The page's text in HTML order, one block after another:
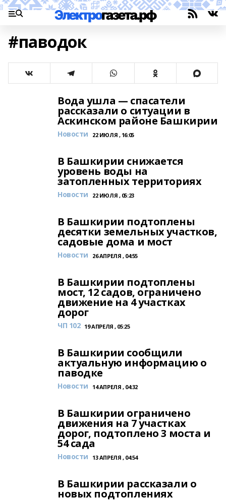
#паводок
Вода ушла — спасатели
рассказали о ситуации в
Аскинском районе Башкирии
Новости 22 ИЮЛЯ , 16:05
В Башкирии снижается
уровень воды на
затопленных территориях
Новости 22 ИЮЛЯ , 05:23
В Башкирии подтоплены
десятки земельных участков,
садовые дома и мост
Новости 26 АПРЕЛЯ , 04:55
В Башкирии подтоплены
мост, 12 садов, ограничено
движение на 4 участках
дорог
ЧП 102 19 АПРЕЛЯ , 05:25
В Башкирии сообщили
актуальную информацию о
паводке
Новости 14 АПРЕЛЯ , 04:32
В Башкирии ограничено
движения на 7 участках
дорог, подтоплено 3 моста и
54 сада
Новости 13 АПРЕЛЯ , 04:54
В Башкирии рассказали о
новых подтоплениях